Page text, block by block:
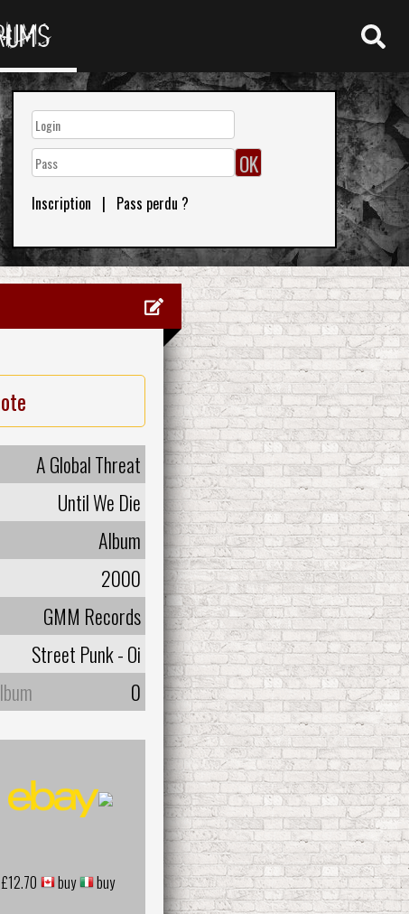
Inscription | Pass perdu ?
A Global Threat
Until We Die
Album
2000
GMM Records
Street Punk - Oi
0
£12.70 buy
buy